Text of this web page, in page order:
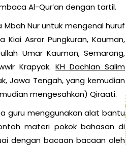
Al-Qur’an dengan tartil.
Nur untuk mengenal huruf
Asror Pungkuran, Kauman,
Umar Kauman, Semarang,
Krapyak.KH Dachlan Salim
Jawa Tengah, yang kemudian
mengesahkan) Qiraati.
guru menggunakan alat bantu
materi pokok bahasan di
dengan bacaan bacaan oleh